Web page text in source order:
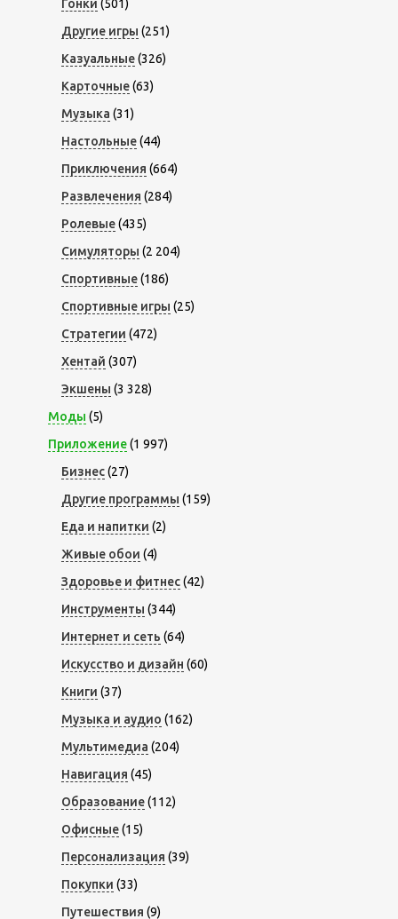
Гонки (501)
Другие игры (251)
Казуальные(326)
Карточные(63)
Музыка (31)
Настольные(44)
Приключения (664)
Развлечения (284)
Ролевые(435)
Симуляторы (2 204)
Спортивные(186)
Спортивные игры (25)
Стратегии (472)
Хентай (307)
Экшены (3 328)
Моды (5)
Приложение(1 997)
Бизнес(27)
Другие программы (159)
Еда и напитки (2)
Живые обои (4)
Здоровье и фитнес(42)
Инструменты (344)
Интернет и сеть (64)
Искусство и дизайн (60)
Книги (37)
Музыка и аудио (162)
Мультимедиа (204)
Навигация (45)
Образование(112)
Офисные(15)
Персонализация (39)
Покупки (33)
Путешествия (9)